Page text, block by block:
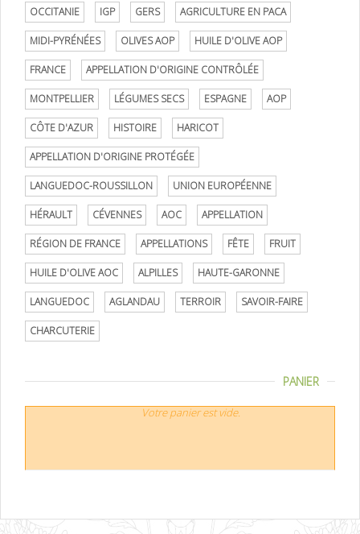
OCCITANIE IGP GERS AGRICULTURE EN PACA
MIDI-PYRÉNÉES OLIVES AOP HUILE D'OLIVE AOP
FRANCE APPELLATION D'ORIGINE CONTRÔLÉE
MONTPELLIER LÉGUMES SECS ESPAGNE AOP
CÔTE D'AZUR HISTOIRE HARICOT
APPELLATION D'ORIGINE PROTÉGÉE
LANGUEDOC-ROUSSILLON UNION EUROPÉENNE
HÉRAULT CÉVENNES AOC APPELLATION
RÉGION DE FRANCE APPELLATIONS FÊTE FRUIT
HUILE D'OLIVE AOC ALPILLES HAUTE-GARONNE
LANGUEDOC AGLANDAU TERROIR SAVOIR-FAIRE
CHARCUTERIE
PANIER
Votre panier est vide.